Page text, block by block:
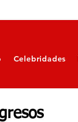
Celebridades